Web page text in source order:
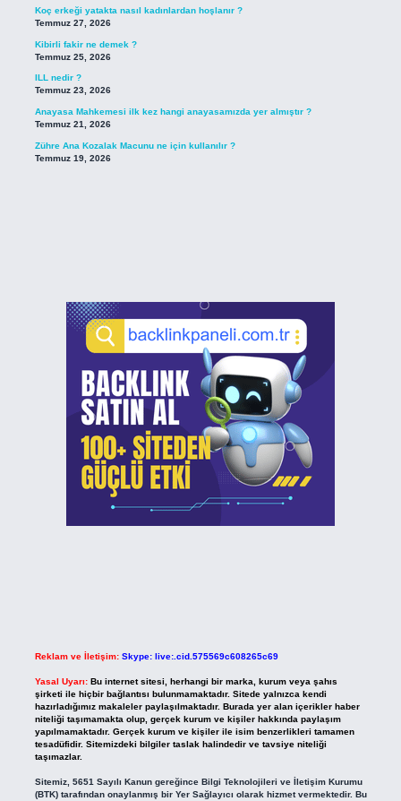
Koç erkeği yatakta nasıl kadınlardan hoşlanır ?
Temmuz 27, 2026
Kibirli fakir ne demek ?
Temmuz 25, 2026
ILL nedir ?
Temmuz 23, 2026
Anayasa Mahkemesi ilk kez hangi anayasamızda yer almıştır ?
Temmuz 21, 2026
Zühre Ana Kozalak Macunu ne için kullanılır ?
Temmuz 19, 2026
Reklam ve İletişim: Skype: live:.cid.575569c608265c69
Yasal Uyarı: Bu internet sitesi, herhangi bir marka, kurum veya şahıs
şirketi ile hiçbir bağlantısı bulunmamaktadır. Sitede yalnızca kendi
hazırladığımız makaleler paylaşılmaktadır. Burada yer alan içerikler haber
niteliği taşımamakta olup, gerçek kurum ve kişiler hakkında paylaşım
yapılmamaktadır. Gerçek kurum ve kişiler ile isim benzerlikleri tamamen
tesadüfidir. Sitemizdeki bilgiler taslak halindedir ve tavsiye niteliği
taşımazlar.
Sitemiz, 5651 Sayılı Kanun gereğince Bilgi Teknolojileri ve İletişim Kurumu
(BTK) tarafından onaylanmış bir Yer Sağlayıcı olarak hizmet vermektedir. Bu